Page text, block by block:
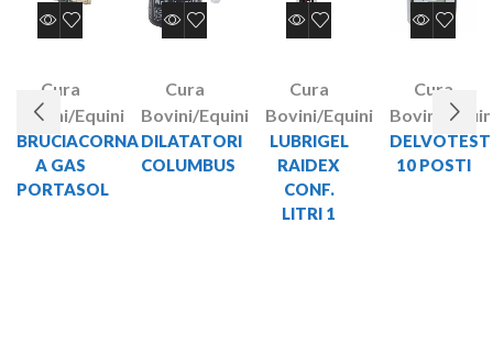
Cura
Bovini/Equini
BRUCIACORNA
A GAS
PORTASOL
Cura
Bovini/Equini
DILATATORI
COLUMBUS
Cura
Bovini/Equini
LUBRIGEL
RAIDEX
CONF.
LITRI 1
Cura
Bovini/
10 POSTI